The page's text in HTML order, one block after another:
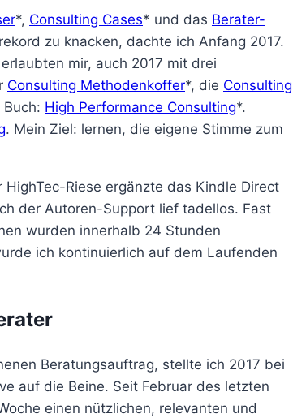
*, Consulting Cases* und das Berater-
zu knacken, dachte ich Anfang 2017.
mir, auch 2017 mit drei
Consulting Methodenkoffer*, die Consulting
High Performance Consulting*.
. Mein Ziel: lernen, die eigene Stimme zum
Riese ergänzte das Kindle Direct
der Autoren-Support lief tadellos. Fast
wurden innerhalb 24 Stunden
ich kontinuierlich auf dem Laufenden
Beratungsauftrag, stellte ich 2017 bei
auf die Beine. Seit Februar des letzten
einen nützlichen, relevanten und